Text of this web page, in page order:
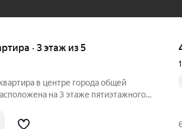
· 3 этаж из 5
в центре города общей
на 3 этаже пятиэтажного
заменены входная и межкомнатные